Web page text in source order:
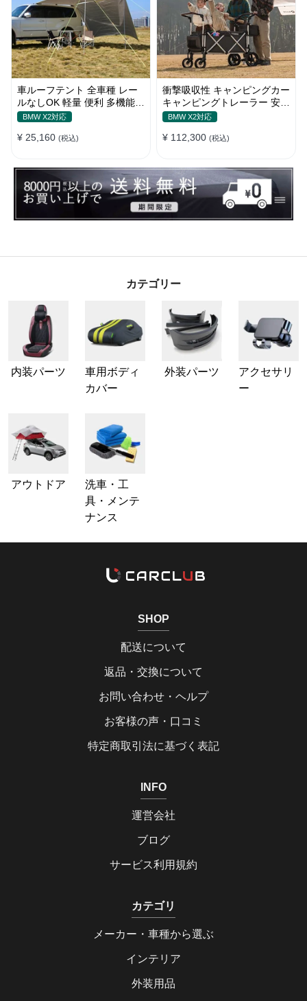
車ルーフテント 全車種 レー
ルなしOK 軽量 便利 多機能
日除け 防水 頑丈 夏ドライブ
BMW X2対応
¥ 25,160 (税込)
衝撃吸収性 キャンピングカー
キャンピングトレーラー 安全
性 簡単収納 大容量 ベビーカ
BMW X2対応
¥ 112,300 (税込)
カテゴリー
内装パーツ
車用ボディ
カバー
外装パーツ
アクセサリ
ー
アウトドア
洗車・工
具・メンテ
ナンス
SHOP
配送について
返品・交換について
お問い合わせ・ヘルプ
お客様の声・口コミ
特定商取引法に基づく表記
INFO
運営会社
ブログ
サービス利用規約
カテゴリ
メーカー・車種から選ぶ
インテリア
外装用品